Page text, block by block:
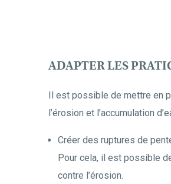
ADAPTER LES
Il est possible de mettre en
l’érosion et l’accumulation
Créer des ruptures de
Pour cela, il est possible
contre l’érosion.